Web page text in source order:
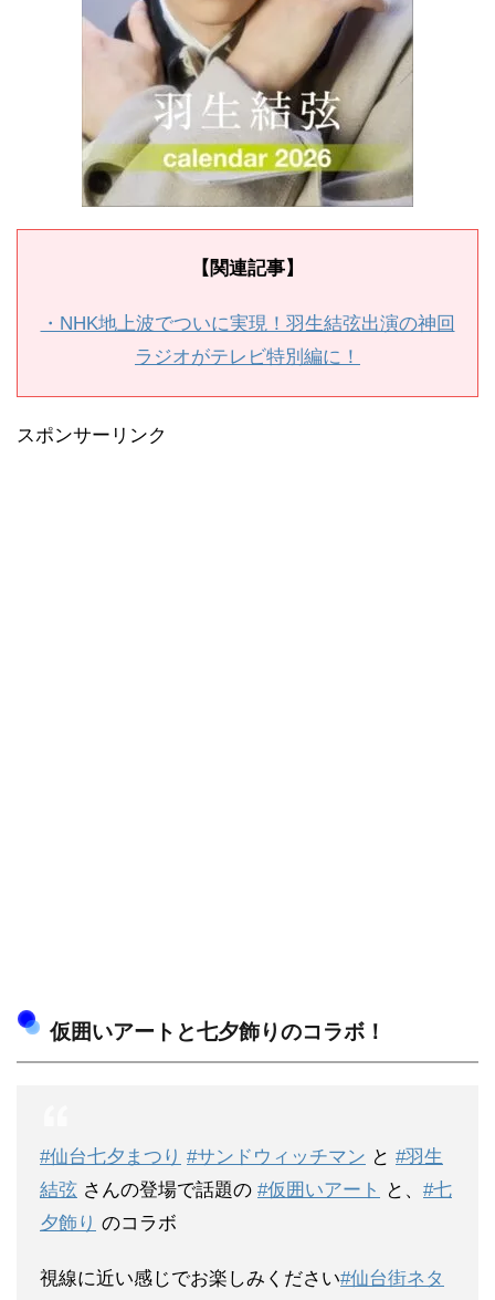
【関連記事】
・NHK地上波でついに実現！羽生結弦出演の神回
ラジオがテレビ特別編に！
スポンサーリンク
仮囲いアートと七夕飾りのコラボ！
#仙台七夕まつり #サンドウィッチマン と #羽生
結弦 さんの登場で話題の #仮囲いアート と、 #七
夕飾り のコラボ
視線に近い感じでお楽しみください#仙台街ネタ